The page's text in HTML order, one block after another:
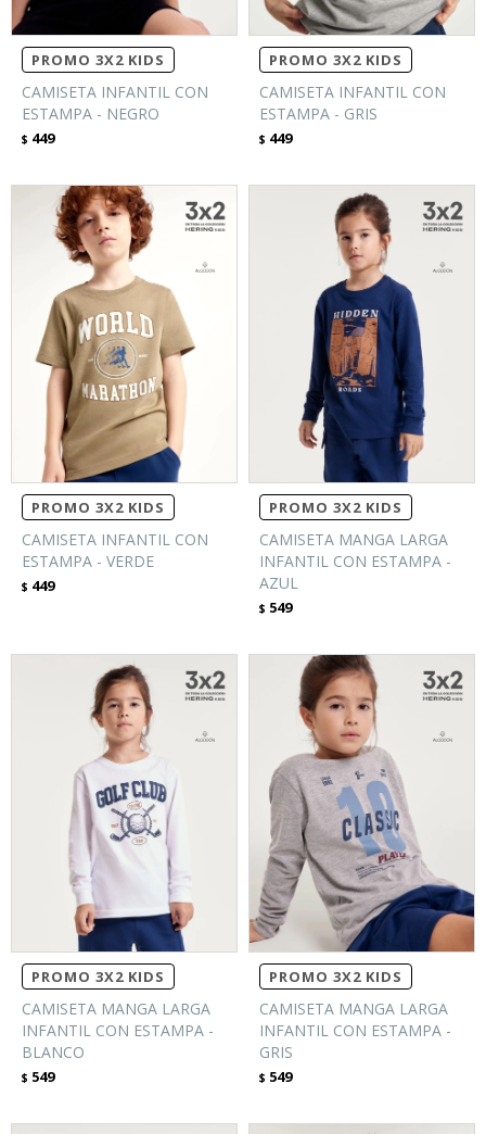
PROMO 3X2 KIDS
CAMISETA INFANTIL CON
ESTAMPA - NEGRO
$ 449
PROMO 3X2 KIDS
CAMISETA INFANTIL CON
ESTAMPA - GRIS
$ 449
PROMO 3X2 KIDS
CAMISETA INFANTIL CON
ESTAMPA - VERDE
$ 449
PROMO 3X2 KIDS
CAMISETA MANGA LARGA
INFANTIL CON ESTAMPA -
AZUL
$ 549
PROMO 3X2 KIDS
CAMISETA MANGA LARGA
INFANTIL CON ESTAMPA -
BLANCO
$ 549
PROMO 3X2 KIDS
CAMISETA MANGA LARGA
INFANTIL CON ESTAMPA -
GRIS
$ 549